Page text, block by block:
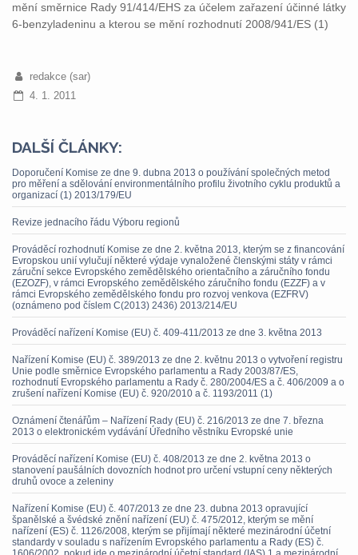
mění směrnice Rady 91/414/EHS za účelem zařazení účinné látky
6-benzyladeninu a kterou se mění rozhodnutí 2008/941/ES (1)
redakce (sar)
4. 1. 2011
DALŠÍ ČLÁNKY:
Doporučení Komise ze dne 9. dubna 2013 o používání společných metod
pro měření a sdělování environmentálního profilu životního cyklu produktů a
organizací (1) 2013/179/EU
Revize jednacího řádu Výboru regionů
Prováděcí rozhodnutí Komise ze dne 2. května 2013, kterým se z financování
Evropskou unií vylučují některé výdaje vynaložené členskými státy v rámci
záruční sekce Evropského zemědělského orientačního a záručního fondu
(EZOZF), v rámci Evropského zemědělského záručního fondu (EZZF) a v
rámci Evropského zemědělského fondu pro rozvoj venkova (EZFRV)
(oznámeno pod číslem C(2013) 2436) 2013/214/EU
Prováděcí nařízení Komise (EU) č. 409-411/2013 ze dne 3. května 2013
Nařízení Komise (EU) č. 389/2013 ze dne 2. květnu 2013 o vytvoření registru
Unie podle směrnice Evropského parlamentu a Rady 2003/87/ES,
rozhodnutí Evropského parlamentu a Rady č. 280/2004/ES a č. 406/2009 a o
zrušení nařízení Komise (EU) č. 920/2010 a č. 1193/2011 (1)
Oznámení čtenářům – Nařízení Rady (EU) č. 216/2013 ze dne 7. března
2013 o elektronickém vydávání Úředního věstníku Evropské unie
Prováděcí nařízení Komise (EU) č. 408/2013 ze dne 2. května 2013 o
stanovení paušálních dovozních hodnot pro určení vstupní ceny některých
druhů ovoce a zeleniny
Nařízení Komise (EU) č. 407/2013 ze dne 23. dubna 2013 opravující
španělské a švédské znění nařízení (EU) č. 475/2012, kterým se mění
nařízení (ES) č. 1126/2008, kterým se přijímají některé mezinárodní účetní
standardy v souladu s nařízením Evropského parlamentu a Rady (ES) č.